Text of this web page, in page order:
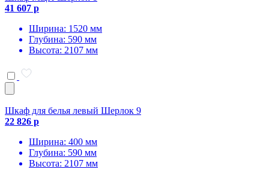
41 607 р
Ширина: 1520 мм
Глубина: 590 мм
Высота: 2107 мм
Шкаф для белья левый Шерлок 9
22 826 р
Ширина: 400 мм
Глубина: 590 мм
Высота: 2107 мм